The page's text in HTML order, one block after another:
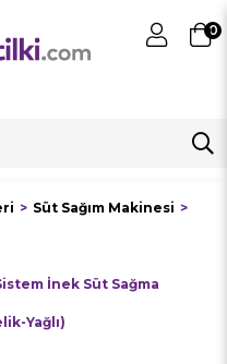
0
Süt Sağım Makinesi
İnek Süt Sağma
Yağlı)